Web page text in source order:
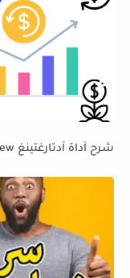
شرح آداة آدتارغتينغ AdTargeting Review